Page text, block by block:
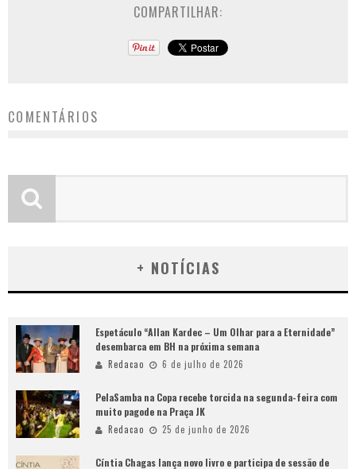
COMPARTILHAR:
COMENTÁRIOS
+ NOTÍCIAS
Espetáculo “Allan Kardec – Um Olhar para a Eternidade”
desembarca em BH na próxima semana
Redacao 6 de julho de 2026
PelaSamba na Copa recebe torcida na segunda-feira com
muito pagode na Praça JK
Redacao 25 de junho de 2026
Cíntia Chagas lança novo livro e participa de sessão de